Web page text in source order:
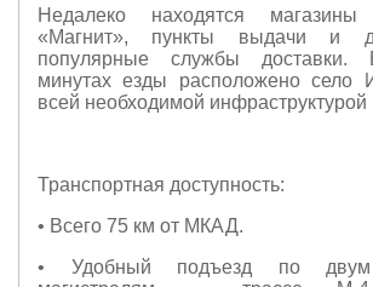
Недалеко находятся магазины
«Магнит», пункты выдачи и
популярные службы доставки.
минутах езды расположено село
всей необходимой инфраструктурой
Транспортная доступность:
• Всего 75 км от МКАД.
• Удобный подъезд по двум